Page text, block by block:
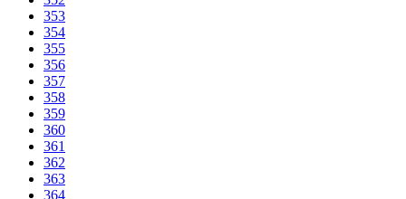
353
354
355
356
357
358
359
360
361
362
363
364